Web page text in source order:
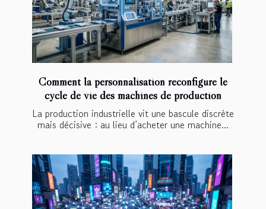
Comment la personnalisation reconfigure le
cycle de vie des machines de production
La production industrielle vit une bascule discrète
mais décisive : au lieu d’acheter une machine...